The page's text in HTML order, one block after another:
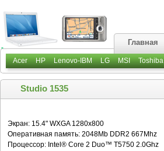
Главная
Acer HP Lenovo-IBM LG MSI Toshiba
Studio 1535
Экран: 15.4" WXGA 1280x800
Оперативная память: 2048Mb DDR2 667Mhz
Процессор: Intel® Core 2 Duo™ T5750 2.0Ghz